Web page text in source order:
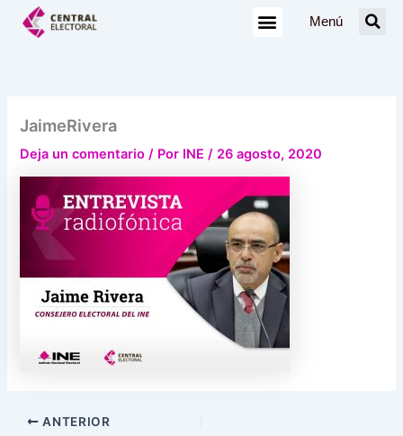
Menú
JaimeRivera
Deja un comentario / Por INE/ 26 agosto, 2020
ANTERIOR